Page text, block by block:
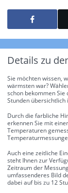
Details zu
Sie möchten wissen,
wärmsten war?
schon bekommen
Stunden
Durch die farbliche
erkennen Sie mit
Temperaturen
Auch eine zeitliche
steht Ihnen zur
Zeitraum der
umfassenderes Bild
dabei auf bis zu 12